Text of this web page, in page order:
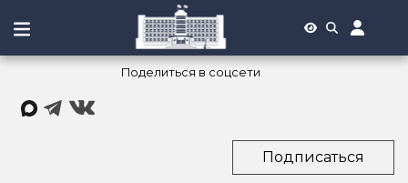
Поделиться в соцсети
Подписаться